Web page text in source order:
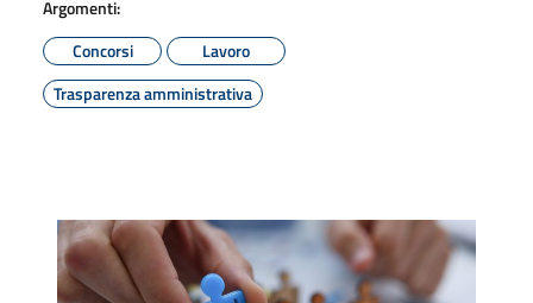
Argomenti:
Concorsi
Lavoro
Trasparenza amministrativa